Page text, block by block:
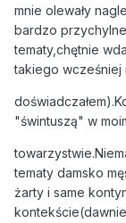
mnie olewały
bardzo
tematy,chętnie
takiego wcześniej
"świntuszą" w
tematy damsko
żarty i same